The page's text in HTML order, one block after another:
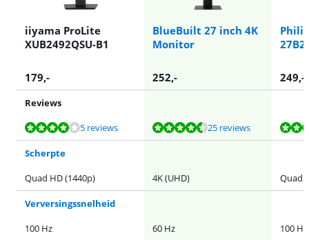
iiyama ProLite
XUB2492QSU-B1
BlueBuilt 27 inch 4K
Monitor
179,- 252,- 249,-
Reviews
Beoordeling is 8,2 van de 10, gebaseerd op 5 reviews.
5 reviews
Beoordeling is 8,7 van de 10, gebaseerd op 25 reviews.25 reviews
Beoordeling is 8,9 van de 10, gebaseerd op 137 reviews.
Scherpte
Quad HD (1440p)
4K (UHD) Quad
Verversingssnelheid
100 Hz
60 Hz 100 Hz